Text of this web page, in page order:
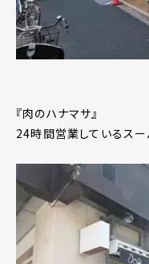
『肉のハナマサ』
24時間営業しているス